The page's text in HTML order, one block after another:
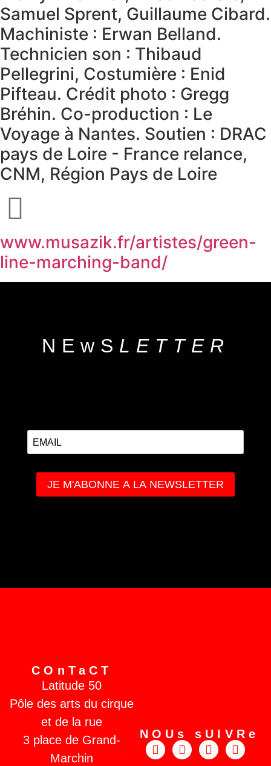
Samuel Sprent, Guillaume Cibard.
Machiniste : Erwan Belland.
Technicien son : Thibaud
Pellegrini, Costumière : Enid
Pifteau. Crédit photo : Gregg
Bréhin. Co-production : Le
Voyage à Nantes. Soutien : DRAC
pays de Loire - France relance,
CNM, Région Pays de Loire
www.musazik.fr/artistes/green-
line-marching-band/
NEwS LETTER
COnTaCT
Latitude 50
Pôle des arts du cirque
et de la rue
3 place de Grand-
Marchin
NOUs sUIVRe